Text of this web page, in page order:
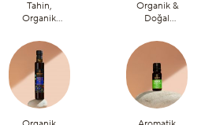
Tahin,
Organik
Pekmezi ve
Özü
Organik &
Doğal